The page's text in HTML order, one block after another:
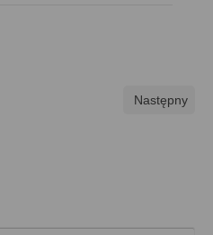
Następny